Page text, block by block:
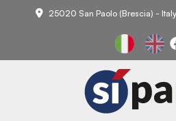
25020 San Paolo (Brescia) - Italy